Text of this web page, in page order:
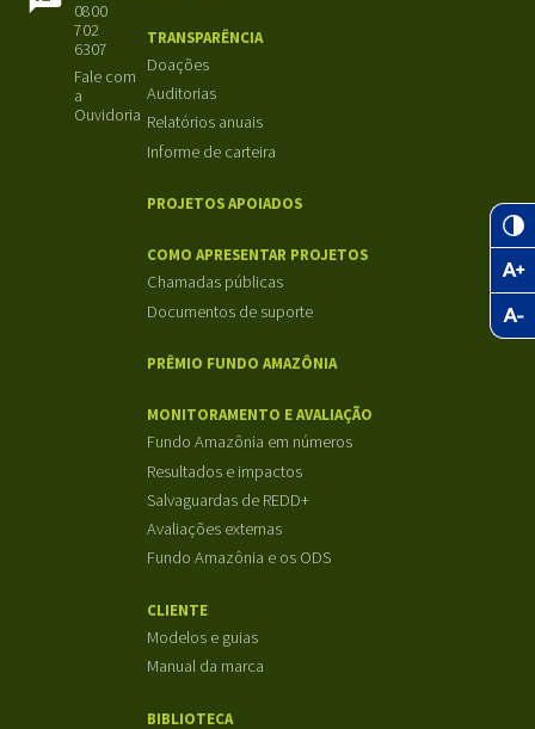
0800
702
6307
Fale com
a
Ouvidoria
TRANSPARÊNCIA
Doações
Auditorias
Relatórios anuais
Informe de carteira
PROJETOS APOIADOS
COMO APRESENTAR PROJETOS
Chamadas públicas
Documentos de suporte
PRÊMIO FUNDO AMAZÔNIA
MONITORAMENTO E AVALIAÇÃO
Fundo Amazônia em números
Resultados e impactos
Salvaguardas de REDD+
Avaliações externas
Fundo Amazônia e os ODS
CLIENTE
Modelos e guias
Manual da marca
BIBLIOTECA